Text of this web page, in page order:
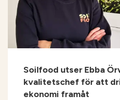
Soilfood utser Ebba
kvalitetschef för att
ekonomi framåt